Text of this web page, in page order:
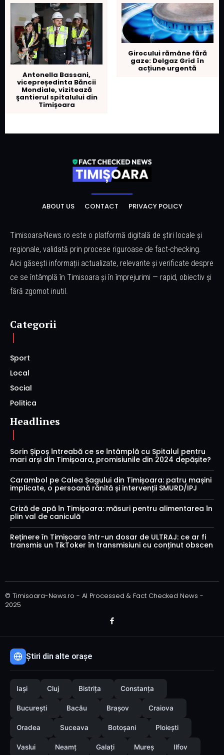
Antonella Bassani,
vicepreședinta Băncii
Mondiale, vizitează
şantierul spitalului din
Timișoara
Girocului rămâne fără
gaze: Delgaz Grid în
acțiune urgentă
ABOUT US CONTACT PRIVACY POLICY
Timisoara-News.ro este o platformă digitală de știri locale și
regionale, validată prin procese riguroase de fact-checking.
Aici găsești informații actualizate, relevante și verificate despre
ce se întâmplă în Timisoara și în împrejurimi — rapid, obiectiv și
fără zgomot inutil.
Categorii
Sport
Local
Social
Politica
Headlines
Sorin Șipoș întreabă ce se întâmplă cu Spitalul pentru
mari arși din Timișoara, promisiunile din 2024 depășite?
Carambol pe Calea Șagului din Timișoara: patru mașini
implicate, o persoană rănită și intervenții SMURD/IPJ
Criză de apă în Timișoara: măsuri pentru alimentarea în
plin val de caniculă
Reținere în Timișoara într-un dosar de ULTRAJ: ce ar fi
transmis un TikToker în transmisiuni cu conținut obscen
© Timisoara-News.ro - AI Processed & Fact Checked News -
2025
Știri din alte orașe
Iași Cluj Bistrița Constanța
București Bacău Brașov Craiova
Oradea Suceava Botoșani Ploiești
Vaslui Neamț Galați Mureș Ilfov